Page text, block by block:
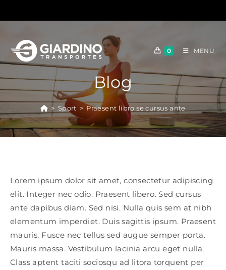
0 MENU
Blog
> Sport > Praesent libro se cursus ante
Lorem ipsum dolor sit amet, consectetur adipiscing
elit. Integer nec odio. Praesent libero. Sed cursus
ante dapibus diam. Sed nisi. Nulla quis sem at nibh
elementum imperdiet. Duis sagittis ipsum. Praesent
mauris. Fusce nec tellus sed augue semper porta.
Mauris massa. Vestibulum lacinia arcu eget nulla.
Class aptent taciti sociosqu ad litora torquent per